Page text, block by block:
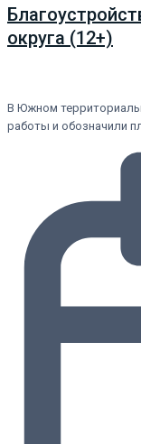
округа (12+)
В Южном
работы и обозначили